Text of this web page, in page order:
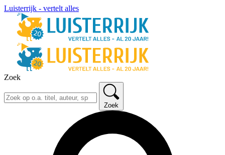
Luisterrijk - vertelt alles
Zoek
Zoek